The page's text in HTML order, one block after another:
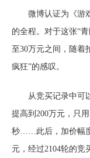
微博认证为《游戏
的全程。对于这张“
至30万元之间，随着
疯狂”的感叹。
从竞买记录中可以
提高到200万元，只
秒……此后，加价幅度
元，经过2104轮的竞